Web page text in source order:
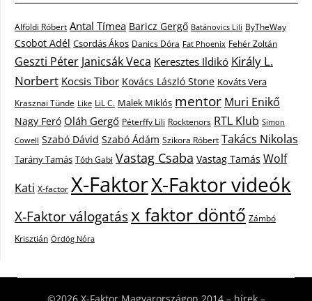
Alföldi Róbert Antal Tímea Baricz Gergő Batánovics Lili ByTheWay
Csobot Adél Csordás Ákos Danics Dóra Fat Phoenix Fehér Zoltán
Geszti Péter Janicsák Veca Keresztes Ildikó Király L.
Norbert Kocsis Tibor Kovács László Stone Kováts Vera
Krasznai Tünde Like LiL C. Malek Miklós mentor Muri Enikő
Nagy Feró Oláh Gergő Péterffy Lili Rocktenors RTL Klub Simon
Cowell Szabó Dávid Szabó Ádám Szikora Róbert Takács Nikolas
Tarány Tamás Tóth Gabi Vastag Csaba Vastag Tamás Wolf
Kati X-factor X-FaktorX-Faktor videók
X-Faktor válogatásx faktor döntő Zámbó
Krisztián Ördög Nóra